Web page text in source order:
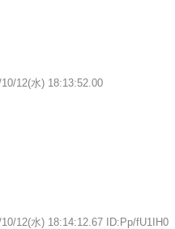
12(水) 18:13:52.00
10/12(水) 18:14:12.67 ID:Pp/fU1IH0